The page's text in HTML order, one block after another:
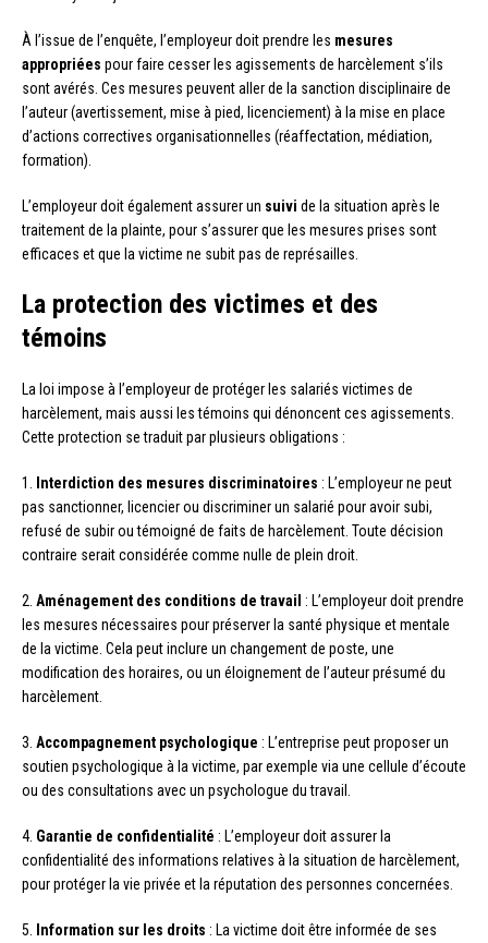
À l’issue de l’enquête, l’employeur doit prendre les mesures
appropriées pour faire cesser les agissements de harcèlement s’ils
sont avérés. Ces mesures peuvent aller de la sanction disciplinaire de
l’auteur (avertissement, mise à pied, licenciement) à la mise en place
d’actions correctives organisationnelles (réaffectation, médiation,
formation).
L’employeur doit également assurer un suivi de la situation après le
traitement de la plainte, pour s’assurer que les mesures prises sont
efficaces et que la victime ne subit pas de représailles.
La protection des victimes et des
témoins
La loi impose à l’employeur de protéger les salariés victimes de
harcèlement, mais aussi les témoins qui dénoncent ces agissements.
Cette protection se traduit par plusieurs obligations :
1. Interdiction des mesures discriminatoires : L’employeur ne peut
pas sanctionner, licencier ou discriminer un salarié pour avoir subi,
refusé de subir ou témoigné de faits de harcèlement. Toute décision
contraire serait considérée comme nulle de plein droit.
2. Aménagement des conditions de travail : L’employeur doit prendre
les mesures nécessaires pour préserver la santé physique et mentale
de la victime. Cela peut inclure un changement de poste, une
modification des horaires, ou un éloignement de l’auteur présumé du
harcèlement.
3. Accompagnement psychologique : L’entreprise peut proposer un
soutien psychologique à la victime, par exemple via une cellule d’écoute
ou des consultations avec un psychologue du travail.
4. Garantie de confidentialité : L’employeur doit assurer la
confidentialité des informations relatives à la situation de harcèlement,
pour protéger la vie privée et la réputation des personnes concernées.
5. Information sur les droits : La victime doit être informée de ses